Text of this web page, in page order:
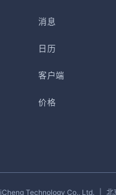
消息
日历
客户端
价格
Technology Co., Ltd. 北